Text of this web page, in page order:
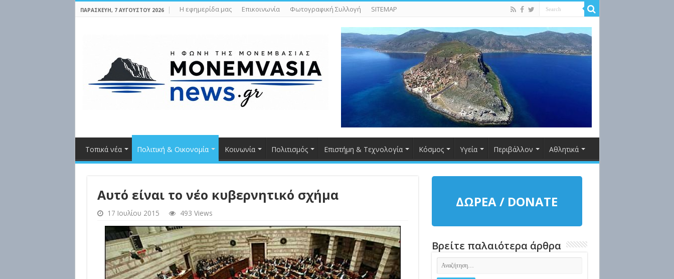
ΠΑΡΑΣΚΕΥΉ, 7 ΑΥΓΟΎΣΤΟΥ 2026 Η εφημερίδα μας Επικοινωνία Φωτογραφική Συλλογή SITEMAP
Τοπικά νέα Πολιτική & Οικονομία Κοινωνία Πολιτισμός Επιστήμη & Τεχνολογία Κόσμος Υγεία Περιβάλλον Αθλητικά
Αυτό είναι το νέο κυβερνητικό σχήμα
17 Ιουλίου 2015 493 Views
ΔΩΡΕΑ / DONATE
Βρείτε παλαιότερα άρθρα